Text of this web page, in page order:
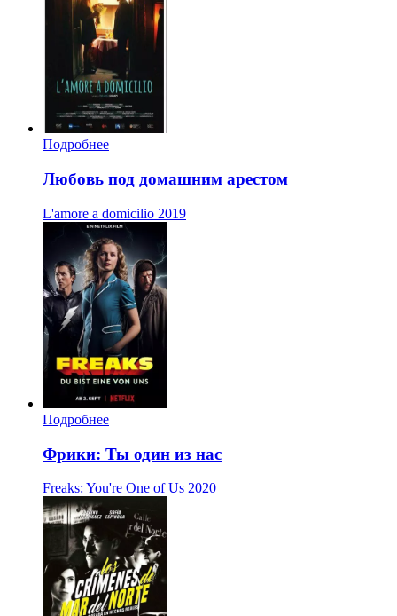
Подробнее
Любовь под домашним арестом
L'amore a domicilio 2019
Подробнее
Фрики: Ты один из нас
Freaks: You're One of Us 2020